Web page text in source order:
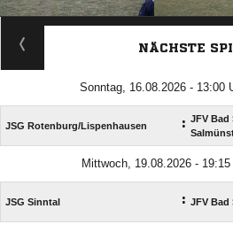
ANZEIGE
NÄCHSTE
Sonntag, 16.08.2026 - 13:00
JSG Rotenburg/​Lispenhausen : JFV Bad
Mittwoch, 19.08.2026 -
JSG Sinntal : JFV Bad